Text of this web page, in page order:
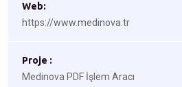
Web:
https://www.medinova.tr
Proje :
Medinova PDF İşlem Aracı